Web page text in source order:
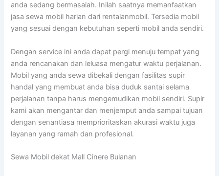
anda sedang bermasalah. Inilah saatnya memanfaatkan
jasa sewa mobil harian dari rentalanmobil. Tersedia mobil
yang sesuai dengan kebutuhan seperti mobil anda sendiri.
Dengan service ini anda dapat pergi menuju tempat yang
anda rencanakan dan leluasa mengatur waktu perjalanan.
Mobil yang anda sewa dibekali dengan fasilitas supir
handal yang membuat anda bisa duduk santai selama
perjalanan tanpa harus mengemudikan mobil sendiri. Supir
kami akan mengantar dan menjemput anda sampai tujuan
dengan senantiasa memprioritaskan akurasi waktu juga
layanan yang ramah dan profesional.
Sewa Mobil dekat Mall Cinere Bulanan